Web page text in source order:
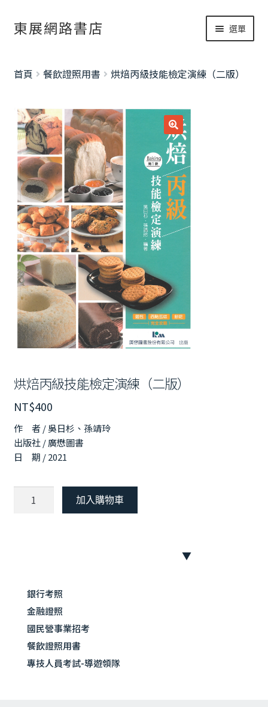
跳
至
覽
列
跳
至
要
內
東展網路書店 選單
開
考試資訊總覽
首頁 餐飲證照用書 烘焙丙級技能檢定演練（二版）
烘焙丙級技能檢定演練（二版）
NT$400
作 者 / 吳日杉、孫靖玲
出版社 / 廣懋圖書
日 期 / 2021
（二
版）
加入購物車
器具篇
機械設備篇
烘焙基礎篇
麵包試題注意事項
麵包產品題組
銀行考照
金融證照
國民營事業招考
餐飲證照用書
專技人員考試-導遊領隊